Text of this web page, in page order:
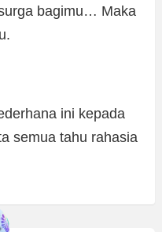
bagimu… Maka
ini kepada
semua tahu rahasia